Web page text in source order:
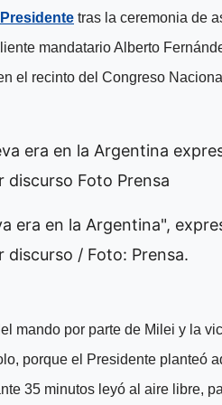
tras la ceremonia de
mandatario Alberto
el recinto del Congreso
era en la Argentina",
discurso / Foto: Prensa.
mando por parte de Milei y la
porque el Presidente planteó
35 minutos leyó al aire libre,